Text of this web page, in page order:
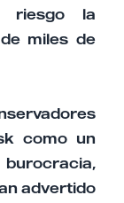
riesgo la
miles de
como un
burocracia,
advertido